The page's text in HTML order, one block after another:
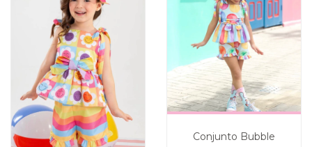
Conjunto Bubble